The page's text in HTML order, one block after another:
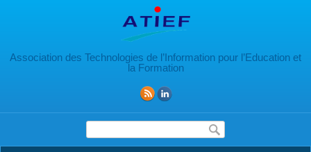
Association des Technologies de l’Information pour l’Education et
la Formation
Formulaire de recherche